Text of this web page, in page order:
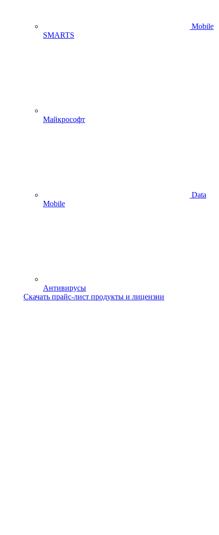
Mobile
SMARTS
Майкрософт
Data
Mobile
Антивирусы
Скачать прайс-лист продукты и лицензии